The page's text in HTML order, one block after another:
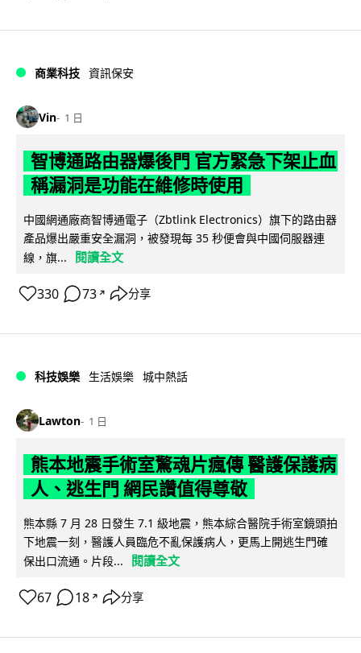
商業科技 資訊保安
Vin 1 日
智博通路由器爆後門 官方緊急下架止血
稱漏洞是功能在維修時使用
中國網通廠商智博通電子（Zbtlink Electronics）旗下的路由器
產品爆出嚴重安全漏洞，被發現每 35 秒便會與中國伺服器連
線，旗...
閱讀全文
330 73 ↗ 分享
科技娛樂 生活娛樂 城中熱話
Lawton 1 日
熊本地震手術室驚魂片瘋傳 醫護保護病
人、逃生門 網民讚值得尊敬
熊本縣 7 月 28 日發生 7.1 級地震，熊本綜合醫院手術室鏡頭拍
下地震一刻，醫護人員臨危不亂保護病人，更馬上開逃生門確
保出口流通。片段...
閱讀全文
67 18 ↗ 分享